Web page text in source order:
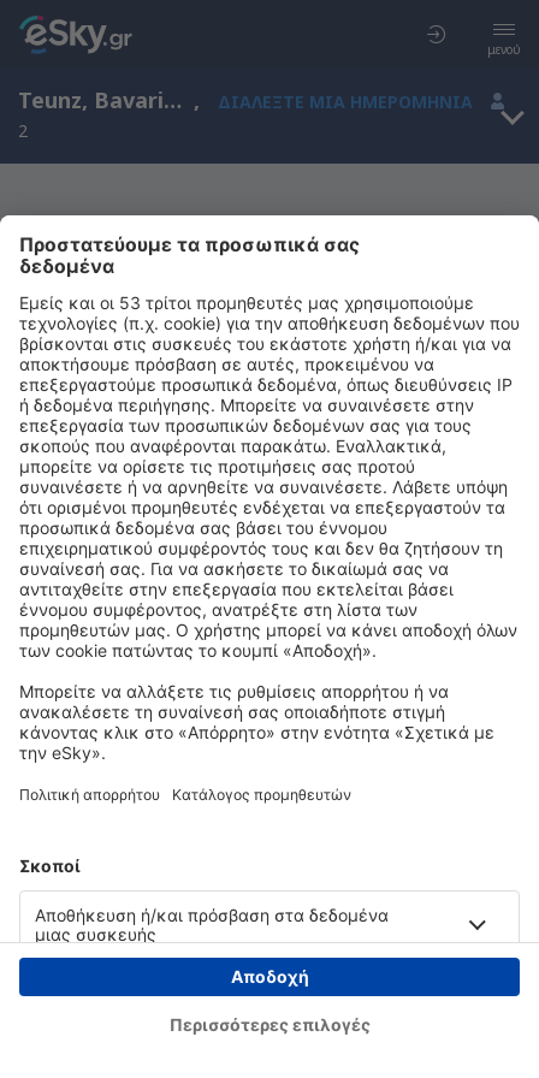
μενού
Teunz, Bavaria, Γερμανία ,
ΔΙΑΛΈΞΤΕ ΜΙΑ ΗΜΕΡΟΜΗΝΊΑ
2
Μας συγχωρείτε, δεν υπάρχουν
αποτελέσματα για την αναζήτησή σας
Προσπαθήστε να κάνετε αναζήτηση με διαφορετικά κριτήρια
Copyright © eSky.gr. Με την επιφύλαξη παντός νομίμου δικαιώματος.